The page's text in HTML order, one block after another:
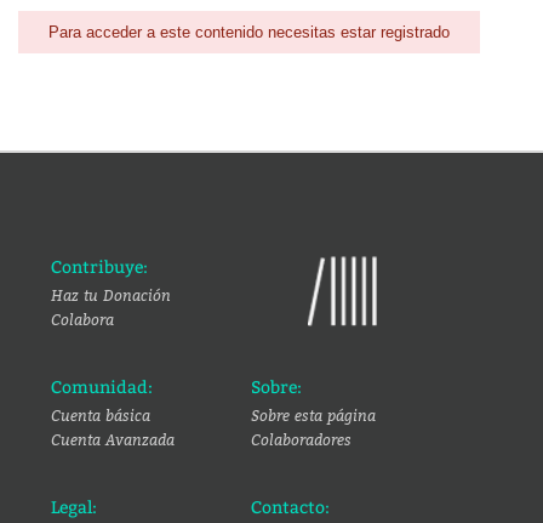
Para acceder a este contenido necesitas estar registrado
Contribuye:
Haz tu Donación
Colabora
Comunidad:
Cuenta básica
Cuenta Avanzada
Sobre:
Sobre esta página
Colaboradores
Legal: Contacto: